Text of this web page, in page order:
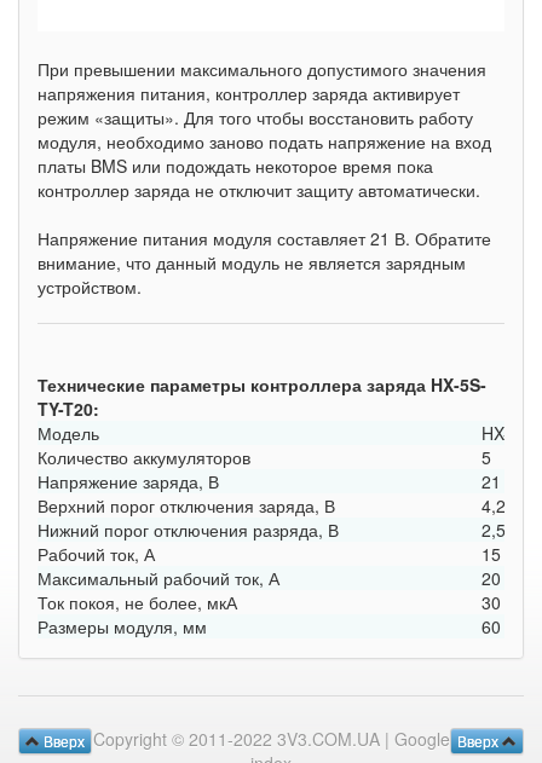
При превышении максимального допустимого значения
напряжения питания, контроллер заряда активирует
режим «защиты». Для того чтобы восстановить работу
модуля, необходимо заново подать напряжение на вход
платы BMS или подождать некоторое время пока
контроллер заряда не отключит защиту автоматически.
Напряжение питания модуля составляет 21 В. Обратите
внимание, что данный модуль не является зарядным
устройством.
Технические параметры контроллера заряда HX-5S-
TY-T20:
Модель
HX-5S-
Количество аккумуляторов
5
Напряжение заряда, В
21
Верхний порог отключения заряда, В
4,25 ±
Нижний порог отключения разряда, В
2,5 ±
Рабочий ток, А
15
Максимальный рабочий ток, А
20
Ток покоя, не более, мкА
30
Размеры модуля, мм
60 x
Вверх
Вверх Copyright © 2011-2022 3V3.COM.UA | Google